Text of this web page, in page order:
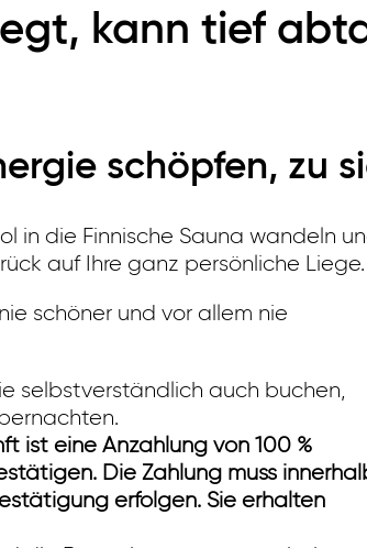
kann tief
schöpfen, zu
in die Finnische Sauna wandeln
auf Ihre ganz persönliche Liege.
schöner und vor allem nie
selbstverständlich auch buchen,
ist eine Anzahlung von 100 %
Die Zahlung muss
erfolgen. Sie erhalten